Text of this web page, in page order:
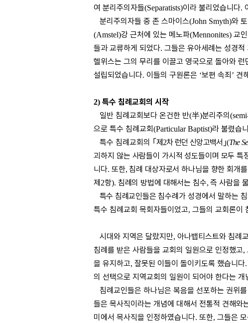
여 분리주의자들(Separatists)이라 불리었습니다.
분리주의자들 중 존 스마이스(John Smyth)와
(Amstel)강 근처에 있는 메노파(Mennonites)교
들과 교류하게 되었다.그들은 유아세례는 성경
헬위스는 그의 무리를 이끌고 영국으로 돌아와 런
설립되었습니다. 이들의 구원론은 ‘보편 속죄 ’ 견
2)특수 침례교회의 시작
일반 침례교회보다 온건한 반(半)분리주의
으로 특수 침례교회(Particular Baptist)라 불렸습
특수 침례교회의 ｢ 제2차 런던 신앙고백서 ｣(The
괴하지 않는 사람들이 가시적 성도들이며 모두 특
니다. 또한,침례 대상자로서 하나님을 향한 회개
제2항). 침례의 방법에 대해서는 침수,즉 사람을
특수 침례교인들은 침수례가 성경에서 말하는
특수 침례교회 목회자들이었고,그들의 교회론이
시대와 지역은 달랐지만,아나뱁티스트와 침례
침례를 받은 사람들을 교회의 일원으로 인정했고,
을 유지하고,잘못된 이들이 돌이키도록 했습니다
의 선택으로 지역교회의 일원이 되어야 한다는 개
침례교인들은 하나님은 복음을 선포하는 권위
들은 목사직이라는 개념에 대해서 전통적 견해와
미에서 목사직을 인정하였습니다.또한,그들은